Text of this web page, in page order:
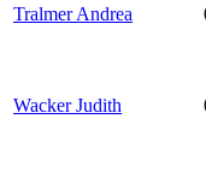
Tralmer Andrea
Wacker Judith